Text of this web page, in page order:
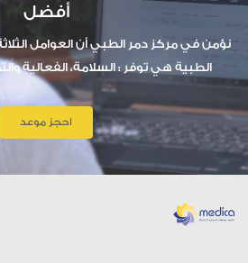
أفضل
نؤمن في مركز دمر الطبي أن العوامل
الطبية هي توفر : السلامة، الفعالية
احجز موعد